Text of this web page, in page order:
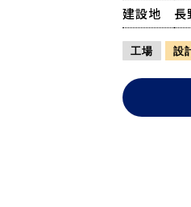
建設地
長
工場 設